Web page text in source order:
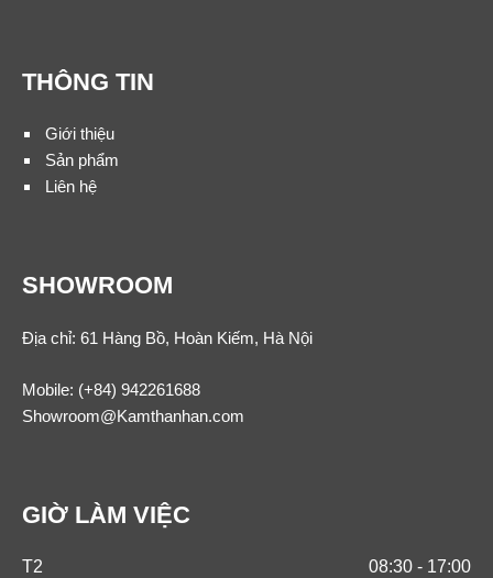
THÔNG TIN
Giới thiệu
Sản phẩm
Liên hệ
SHOWROOM
Địa chỉ: 61 Hàng Bồ, Hoàn Kiếm, Hà Nội
Mobile: (+84) 942261688
Showroom@Kamthanhan.com
GIỜ LÀM VIỆC
T2
08:30 - 17:00